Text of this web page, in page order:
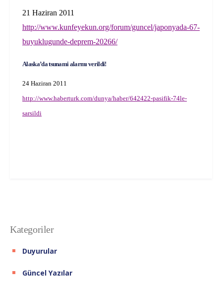
21 Haziran 2011
http://www.kunfeyekun.org/forum/guncel/japonyada-67-
buyuklugunde-deprem-20266/
Alaska’da tsunami alarmı verildi!
24 Haziran 2011
http://www.haberturk.com/dunya/haber/642422-pasifik-74le-
sarsildi
Kategoriler
Duyurular
Güncel Yazılar